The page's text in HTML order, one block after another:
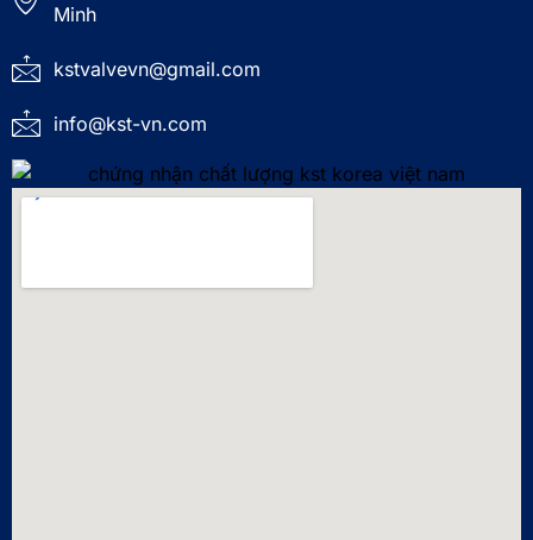
Minh
kstvalvevn@gmail.com
info@kst-vn.com